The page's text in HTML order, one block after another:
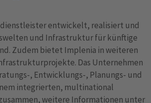
entwickelt, realisiert und
und Infrastruktur für künftige
Zudem bietet Implenia in weiteren
Das Unternehmen
, Entwicklungs-, Planungs- und
integrierten, multinational
weitere Informationen unter